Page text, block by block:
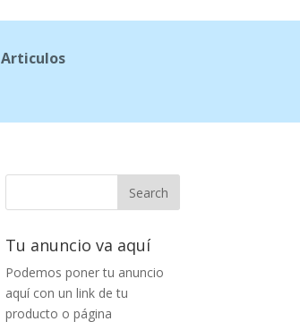
Articulos
Tu anuncio va aquí
Podemos poner tu anuncio
aquí con un link de tu
producto o página